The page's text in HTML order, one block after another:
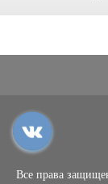
Все права